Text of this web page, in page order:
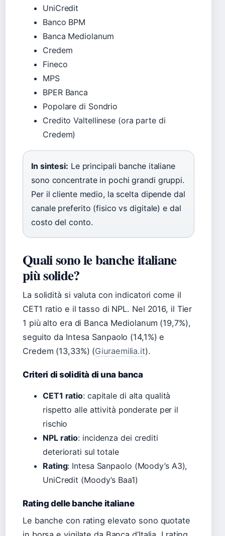
UniCredit
Banco BPM
Banca Mediolanum
Credem
Fineco
MPS
BPER Banca
Popolare di Sondrio
Credito Valtellinese (ora parte di
Credem)
In sintesi: Le principali banche italiane
sono concentrate in pochi grandi gruppi.
Per il cliente medio, la scelta dipende dal
canale preferito (fisico vs digitale) e dal
costo del conto.
Quali sono le banche italiane
più solide?
La solidità si valuta con indicatori come il
CET1 ratio e il tasso di NPL. Nel 2016, il Tier
1 più alto era di Banca Mediolanum (19,7%),
seguito da Intesa Sanpaolo (14,1%) e
Credem (13,33%) (Giuraemilia.it).
Criteri di solidità di una banca
CET1 ratio: capitale di alta qualità
rispetto alle attività ponderate per il
rischio
NPL ratio: incidenza dei crediti
deteriorati sul totale
Rating: Intesa Sanpaolo (Moody’s A3),
UniCredit (Moody’s Baa1)
Rating delle banche italiane
Le banche con rating elevato sono quotate